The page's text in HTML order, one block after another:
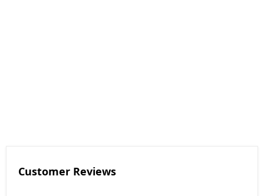
Customer Reviews